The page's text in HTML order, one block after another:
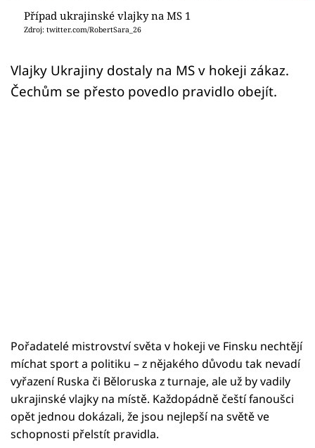
Přihlášení
Sledujte nás
Případ ukrajinské vlajky na MS 1
Zdroj: twitter.com/RobertSara_26
Vlajky Ukrajiny dostaly na MS v hokeji zákaz.
Čechům se přesto povedlo pravidlo obejít.
Pořadatelé mistrovství světa v hokeji ve Finsku nechtějí
míchat sport a politiku – z nějakého důvodu tak nevadí
vyřazení Ruska či Běloruska z turnaje, ale už by vadily
ukrajinské vlajky na místě. Každopádně čeští fanoušci
opět jednou dokázali, že jsou nejlepší na světě ve
schopnosti přelstít pravidla.